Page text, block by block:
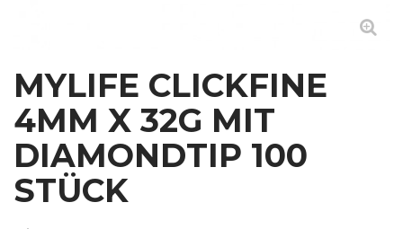
MYLIFE CLICKFINE
4MM X 32G MIT
DIAMONDTIP 100
STÜCK